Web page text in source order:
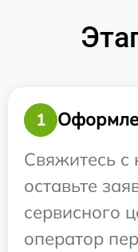
1
Свяжитесь с
оставьте
сервисного
оператор